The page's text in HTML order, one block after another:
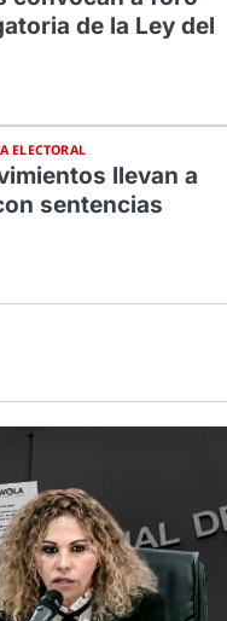
de la Ley del
ELECTORAL
llevan a
sentencias